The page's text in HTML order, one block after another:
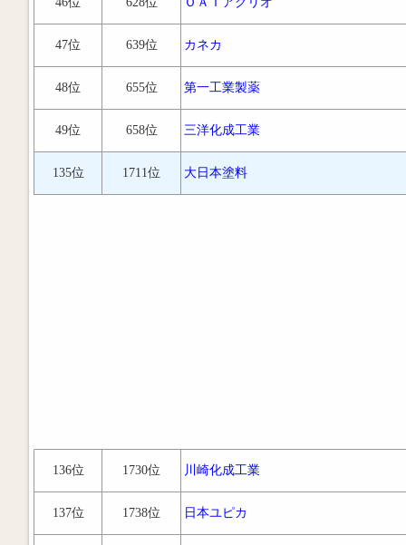
47位 639位 カネカ
48位 655位 第一工業製薬
49位 658位 三洋化成工業
135位 1711位 大日本塗料
136位 1730位 川崎化成工業
137位 1738位 日本ユピカ